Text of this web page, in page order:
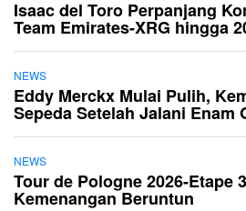
Isaac del Toro Perpanjang
Team Emirates-XRG hingga
NEWS
Eddy Merckx Mulai Pulih,
Sepeda Setelah Jalani Enam
NEWS
Tour de Pologne 2026-Etape
Kemenangan Beruntun